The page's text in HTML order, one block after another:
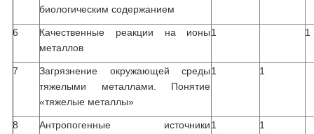
биологическим содержанием
6
Качественные реакции на ионы
металлов
1 1
7
Загрязнение окружающей среды
тяжелыми металлами. Понятие
«тяжелые металлы»
1 1
8
Антропогенные источники1 1